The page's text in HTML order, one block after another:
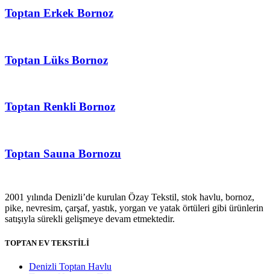
Toptan Erkek Bornoz
Toptan Lüks Bornoz
Toptan Renkli Bornoz
Toptan Sauna Bornozu
2001 yılında Denizli’de kurulan Özay Tekstil, stok havlu, bornoz,
pike, nevresim, çarşaf, yastık, yorgan ve yatak örtüleri gibi ürünlerin
satışıyla sürekli gelişmeye devam etmektedir.
TOPTAN EV TEKSTİLİ
Denizli Toptan Havlu